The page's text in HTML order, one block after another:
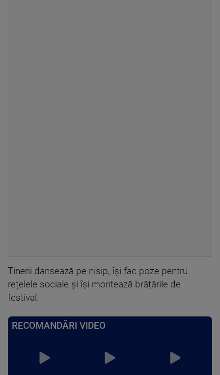
Tinerii dansează pe nisip, își fac poze pentru
rețelele sociale și își montează brățările de
festival.
RECOMANDĂRI VIDEO